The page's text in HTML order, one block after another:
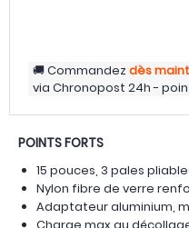
Commandezdès
via Chronopost 24h -
POINTS FORTS
15 pouces, 3 pales
Nylon fibre de verre
Adaptateur aluminium,